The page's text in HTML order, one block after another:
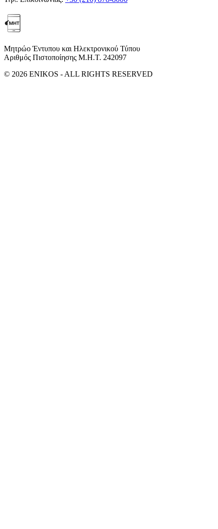
Μητρώο Έντυπου και Ηλεκτρονικού Τύπου
Αριθμός Πιστοποίησης Μ.Η.Τ. 242097
© 2026 ENIKOS - ALL RIGHTS RESERVED